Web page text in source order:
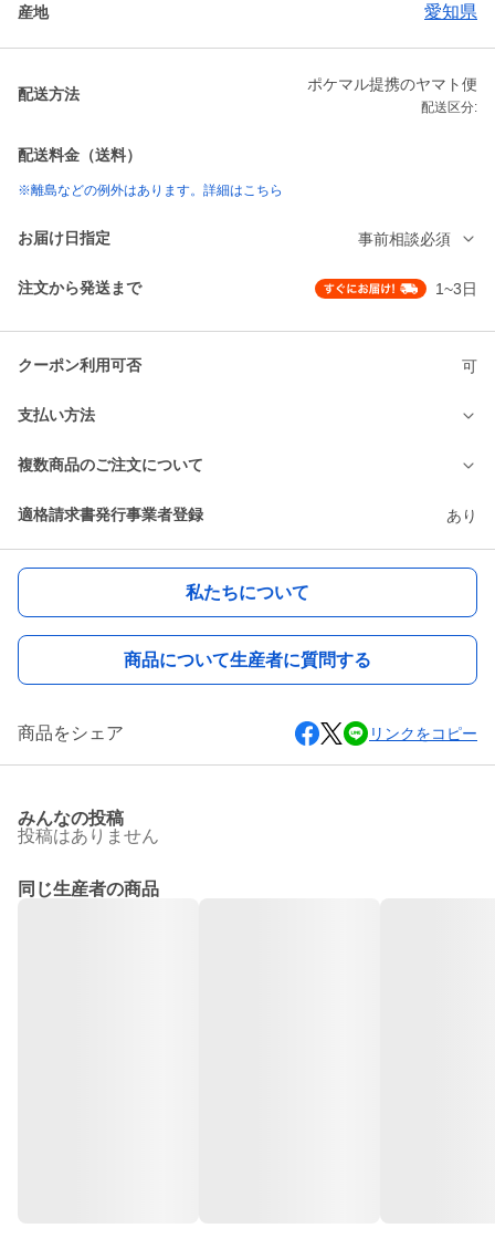
産地 愛知県
配送方法
ポケマル提携のヤマト便
配送区分:
配送料金（送料）
※離島などの例外はあります。詳細はこちら
お届け日指定 事前相談必須
注文から発送まで 1~3日
クーポン利用可否 可
支払い方法
複数商品のご注文について
適格請求書発行事業者登録 あり
私たちについて
商品について生産者に質問する
商品をシェア リンクをコピー
みんなの投稿
投稿はありません
同じ生産者の商品